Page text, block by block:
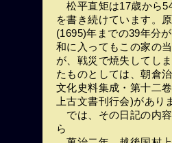
松平直矩は17歳から
を書き続けています。
(1695)年までの39年分
和に入ってもこの家の
が、戦災で焼失してし
たものとしては、朝倉
文化史料集成・第十二
上古文書刊行会)があり
では、その日記の内
ら